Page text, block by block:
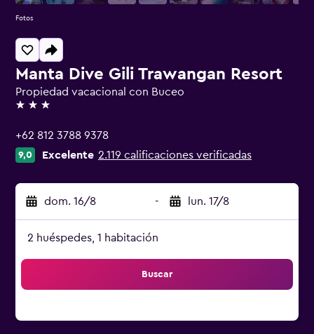
Manta Dive Gili Trawangan Resort
Propiedad vacacional con Buceo
3 estrellas
+62 812 3788 9378
9,0 Excelente 2.119 calificaciones verificadas
dom. 16/8 - lun. 17/8
2 huéspedes, 1 habitación
Buscar
Fotos